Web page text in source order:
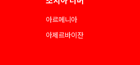
아르메니아
아제르바이잔